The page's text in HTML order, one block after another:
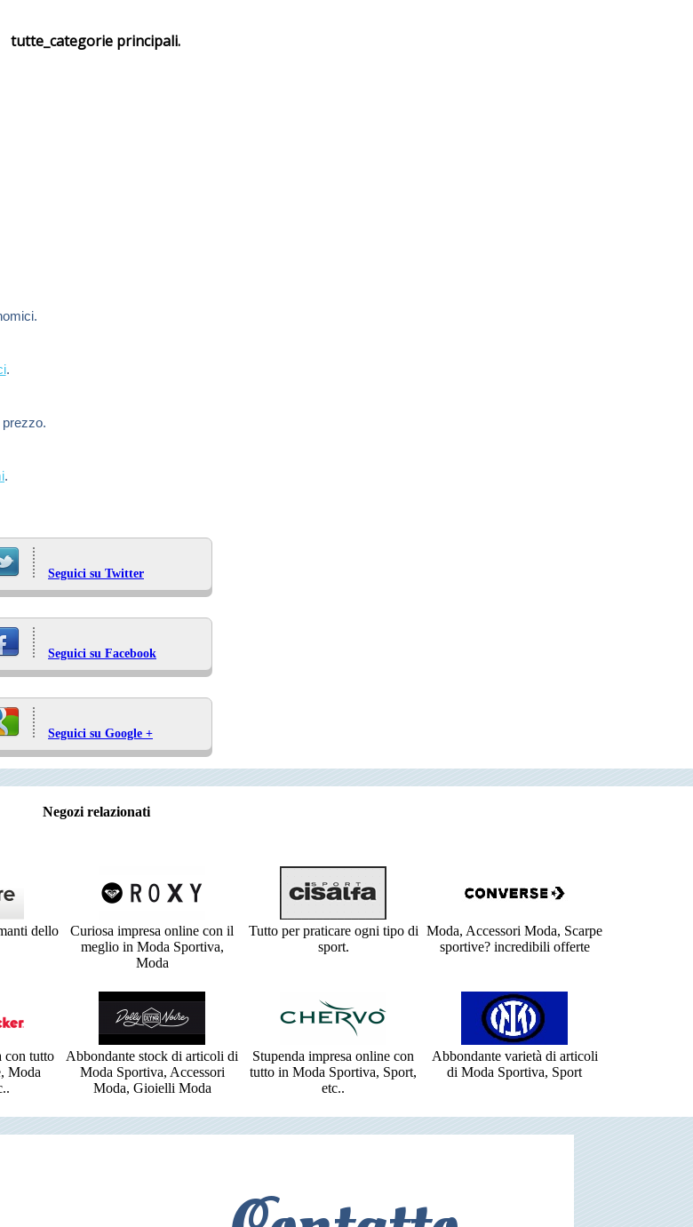
tutte_categorie principali.
.
.
Seguici su Twitter
Seguici su Facebook
Seguici su Google +
Negozi relazionati
dello
Curiosa impresa online con il
meglio in Moda Sportiva,
Moda
Tutto per praticare ogni tipo di
sport.
Moda, Accessori Moda, Scarpe
sportive? incredibili offerte
con tutto
Moda
Abbondante stock di articoli di
Moda Sportiva, Accessori
Moda, Gioielli Moda
Stupenda impresa online con
tutto in Moda Sportiva, Sport,
etc..
Abbondante varietà di articoli
di Moda Sportiva, Sport